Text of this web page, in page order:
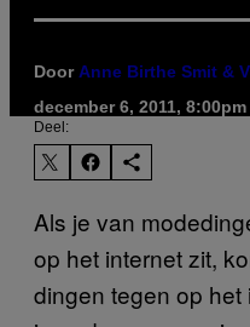
Door Anne Birthe Smit &
december 6, 2011, 8:00pm
Deel:
Als je van
op het internet zit,
dingen tegen op het